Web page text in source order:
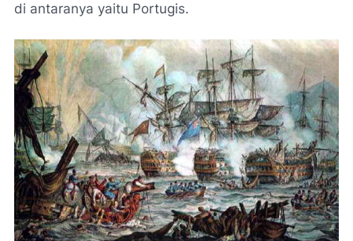
di antaranya yaitu Portugis.